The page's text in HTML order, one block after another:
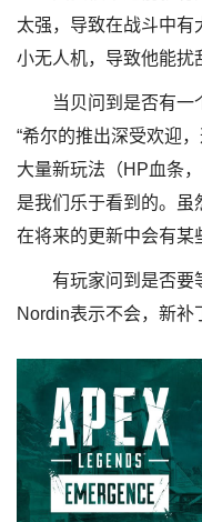
太强，导致在战斗中有
小无人机，导致他能扰
当贝问到是否有一
“希尔的推出深受欢迎
大量新玩法（HP血条
是我们乐于看到的。虽
在将来的更新中会有某
有玩家问到是否要
Nordin表示不会，新补